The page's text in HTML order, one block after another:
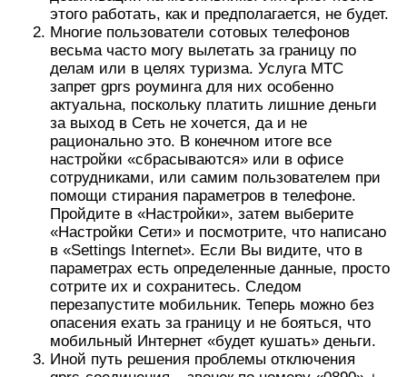
этого работать, как и предполагается, не будет.
Многие пользователи сотовых телефонов
весьма часто могу вылетать за границу по
делам или в целях туризма. Услуга МТС
запрет gprs роуминга для них особенно
актуальна, поскольку платить лишние деньги
за выход в Сеть не хочется, да и не
рационально это. В конечном итоге все
настройки «сбрасываются» или в офисе
сотрудниками, или самим пользователем при
помощи стирания параметров в телефоне.
Пройдите в «Настройки», затем выберите
«Настройки Сети» и посмотрите, что написано
в «Settings Internet». Если Вы видите, что в
параметрах есть определенные данные, просто
сотрите их и сохранитесь. Следом
перезапустите мобильник. Теперь можно без
опасения ехать за границу и не бояться, что
мобильный Интернет «будет кушать» деньги.
Иной путь решения проблемы отключения